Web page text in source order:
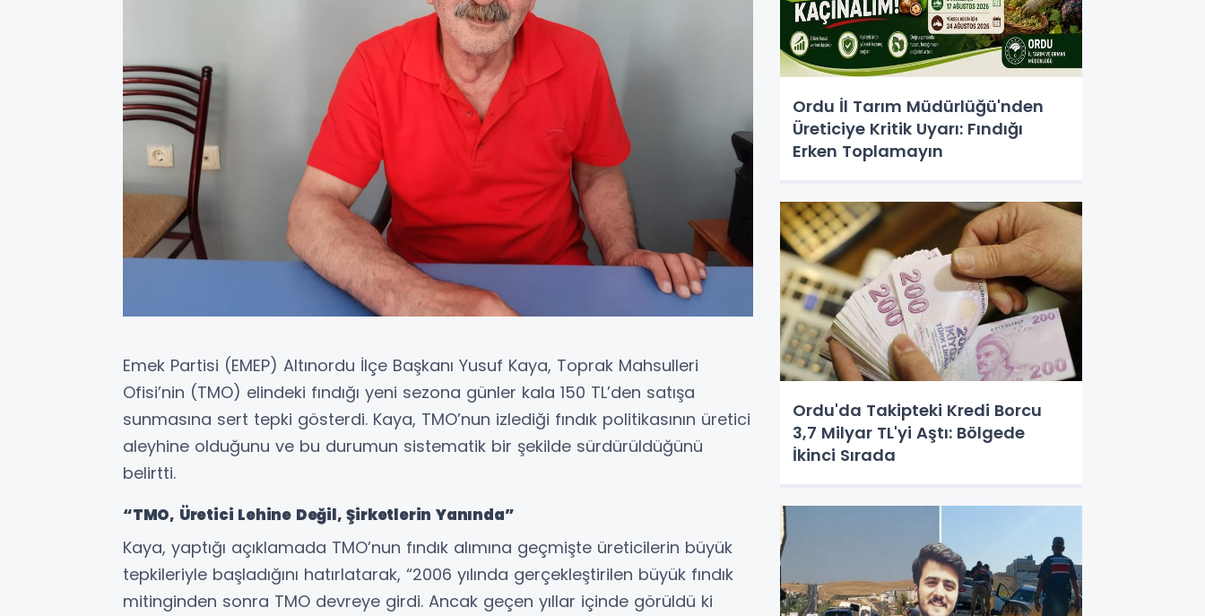
Emek Partisi (EMEP) Altınordu İlçe Başkanı Yusuf Kaya, Toprak Mahsulleri
Ofisi’nin (TMO) elindeki fındığı yeni sezona günler kala 150 TL’den satışa
sunmasına sert tepki gösterdi. Kaya, TMO’nun izlediği fındık politikasının üretici
aleyhine olduğunu ve bu durumun sistematik bir şekilde sürdürüldüğünü
belirtti.
“TMO, Üretici Lehine Değil, Şirketlerin Yanında”
Kaya, yaptığı açıklamada TMO’nun fındık alımına geçmişte üreticilerin büyük
tepkileriyle başladığını hatırlatarak, “2006 yılında gerçekleştirilen büyük fındık
mitinginden sonra TMO devreye girdi. Ancak geçen yıllar içinde görüldü ki
Ordu İl Tarım Müdürlüğü'nden
Üreticiye Kritik Uyarı: Fındığı
Erken Toplamayın
Ordu'da Takipteki Kredi Borcu
3,7 Milyar TL'yi Aştı: Bölgede
İkinci Sırada